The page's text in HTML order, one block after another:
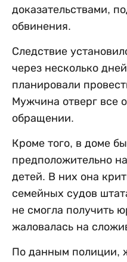
доказательствами,
обвинения.
Следствие
через несколько
планировали
Мужчина отверг все
обращении.
Кроме того, в доме
предположительно
детей. В них она
семейных судов
не смогла получить
жаловалась на
По данным полиции,